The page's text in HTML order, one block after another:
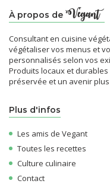
À propos de
Consultant en cuisine
végétaliser vos menus et
personnalisés selon vos
Produits locaux et
préservée et un avenir
Plus d'infos
Les amis de Vegant
Toutes les recettes
Culture culinaire
Contact